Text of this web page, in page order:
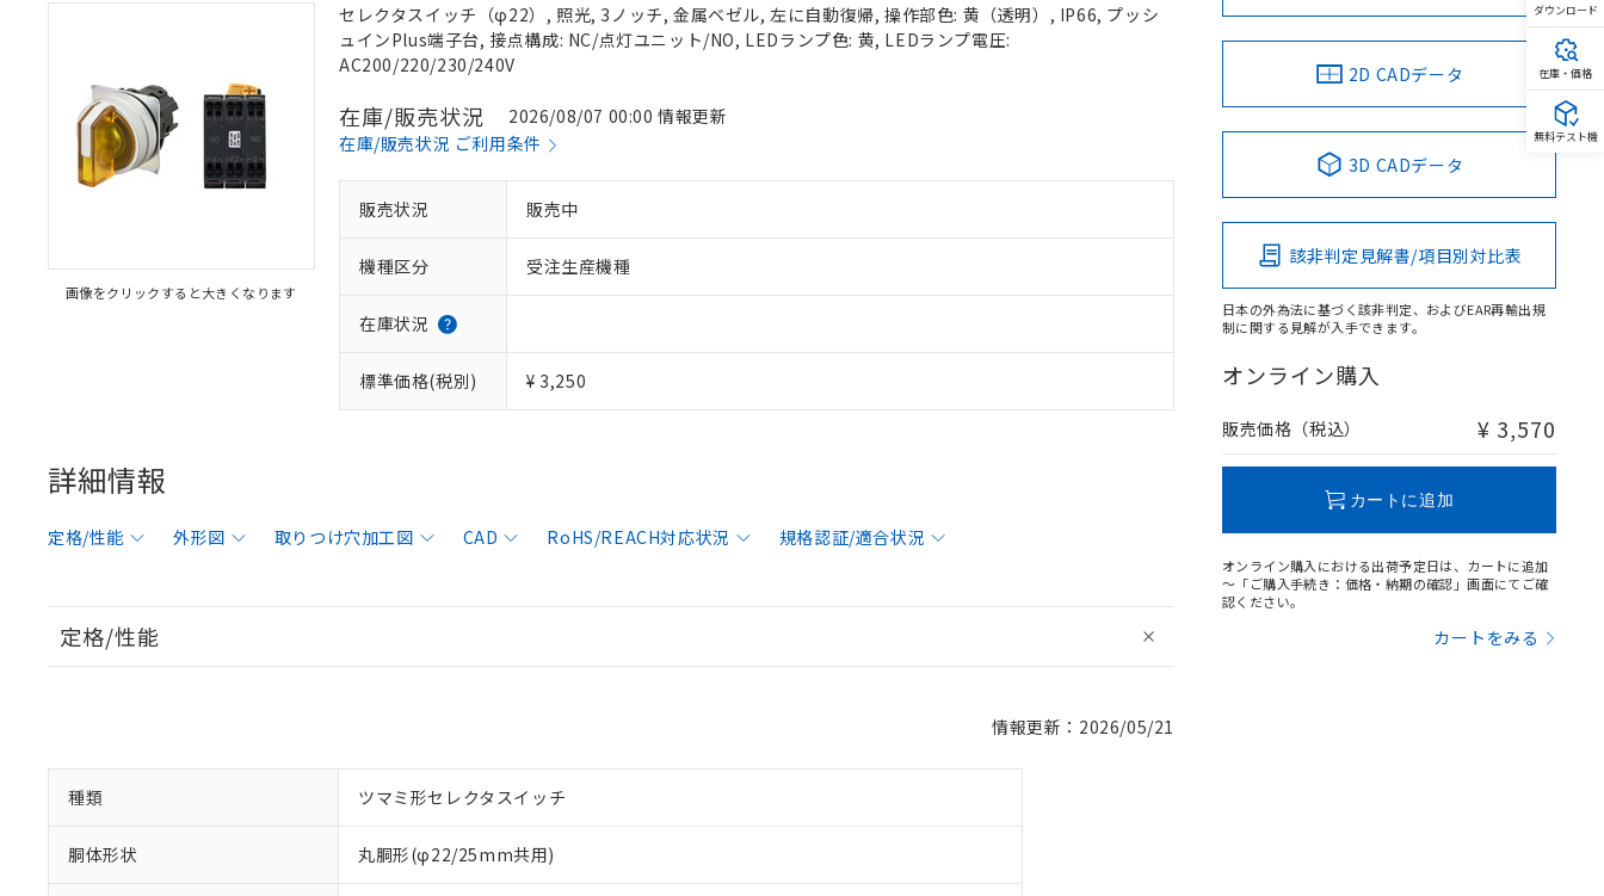
画像をクリックすると大きくなります
セレクタスイッチ（φ22）, 照光, 3ノッチ, 金属ベゼル, 左に自動復帰, 操作部色: 黄（透明）, IP66, プッシ
ュインPlus端子台, 接点構成: NC/点灯ユニット/NO, LEDランプ色: 黄, LEDランプ電圧:
AC200/220/230/240V
在庫/販売状況
2026/08/07 00:00 情報更新
在庫/販売状況 ご利用条件
販売状況 販売中
機種区分 受注生産機種
在庫状況
標準価格(税別) ¥ 3,250
詳細情報
定格/性能 外形図 取りつけ穴加工図 CAD RoHS/REACH対応状況 規格認証/適合状況
定格/性能
情報更新：2026/05/21
種類 ツマミ形セレクタスイッチ
胴体形状 丸胴形(φ22/25mm共用)
2D CADデータ
3D CADデータ
該非判定見解書/項目別対比表
日本の外為法に基づく該非判定、およびEAR再輸出規
制に関する見解が入手できます。
オンライン購入
販売価格（税込） ¥ 3,570
カートに追加
オンライン購入における出荷予定日は、カートに追加
～「ご購入手続き：価格・納期の確認」画面にてご確
認ください。
カートをみる
ダウンロード
在庫・価格
無料テスト機